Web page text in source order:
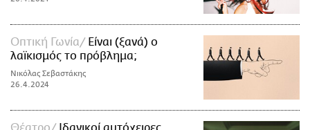
Οπτική Γωνία
Είναι (ξανά) ο
λαϊκισμός το πρόβλημα;
Νικόλας Σεβαστάκης
26.4.2024